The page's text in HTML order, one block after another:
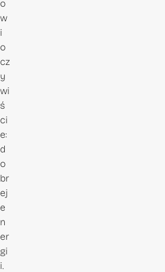
o
w
i
o
cz
y
wi
ś
ci
e:
d
o
br
ej
e
n
er
gi
i.